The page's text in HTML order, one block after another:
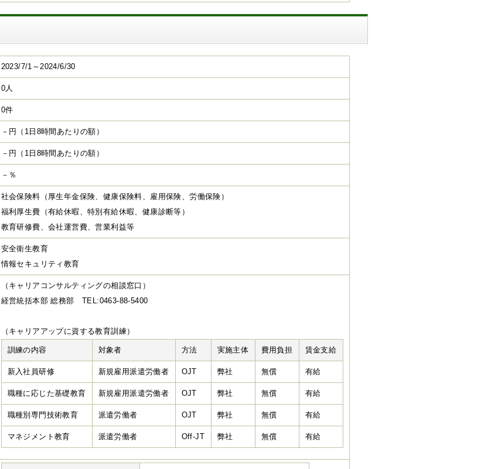
2023/7/1～2024/6/30
0人
0件
－円（1日8時間あたりの額）
－円（1日8時間あたりの額）
－％
社会保険料（厚生年金保険、健康保険料、雇用保険、労働保険）
福利厚生費（有給休暇、特別有給休暇、健康診断等）
教育研修費、会社運営費、営業利益等
安全衛生教育
情報セキュリティ教育
（キャリアコンサルティングの相談窓口）
経営統括本部 総務部 TEL:0463-88-5400
（キャリアアップに資する教育訓練）
訓練の内容 対象者 方法 実施主体 費用負担 賃金支給
新入社員研修 新規雇用派遣労働者 OJT 弊社 無償 有給
職種に応じた基礎教育 新規雇用派遣労働者 OJT 弊社 無償 有給
職種別専門技術教育 派遣労働者 OJT 弊社 無償 有給
マネジメント教育 派遣労働者 Off-JT 弊社 無償 有給